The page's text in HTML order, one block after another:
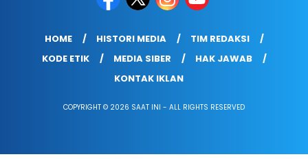
HOME HISTORI MEDIA
TIM REDAKSI
KODE ETIK
MEDIA SIBER
HAK JAWAB
KONTAK IKLAN
COPYRIGHT © 2026 SAAT INI - ALL RIGHTS RESERVED